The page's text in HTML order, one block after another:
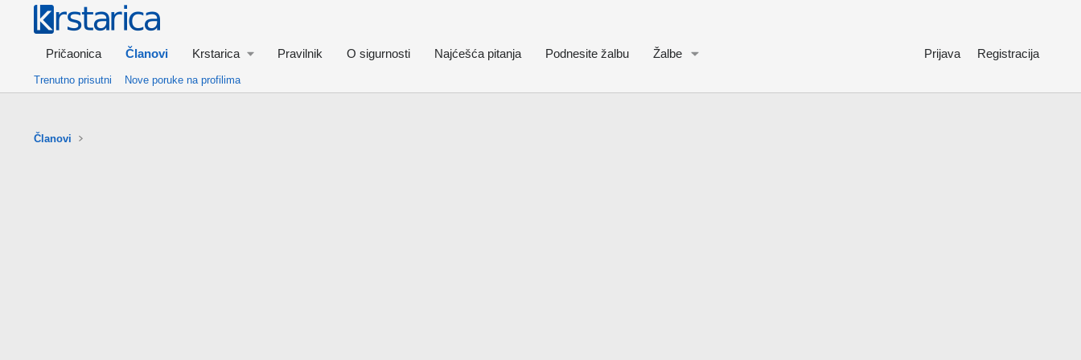
Pričaonica Članovi Krstarica Pravilnik O sigurnosti Najćešća pitanja Podnesite žalbu Žalbe Prijava Registracija
Trenutno prisutni Nove poruke na profilima
Članovi